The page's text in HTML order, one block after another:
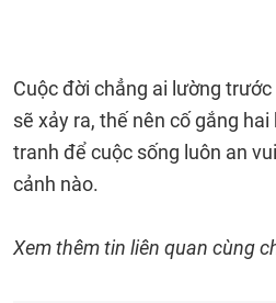
Cuộc đời chẳng ai lường
sẽ xảy ra, thế nên cố gắng
tranh để cuộc sống luôn an
cảnh nào.
Xem thêm tin liên quan cùng